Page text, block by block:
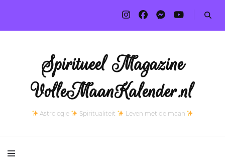
Spiritueel Magazine
VolleMaanKalender.nl
Astrologie Spiritualiteit Leven met de maan